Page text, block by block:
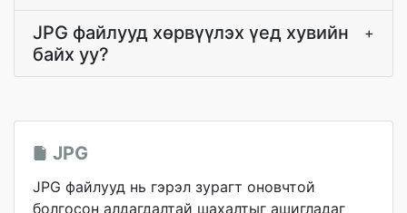
JPG файлууд хөрвүүлэх үед хувийн
байх уу?
+
JPG
JPG файлууд нь гэрэл зурагт оновчтой
болгосон алдагдалтай шахалтыг ашигладаг